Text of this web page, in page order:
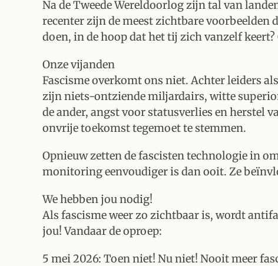
Na de Tweede Wereldoorlog zijn tal van
recenter zijn de meest zichtbare voorbeelden
doen, in de hoop dat het tij zich vanzelf
Onze vijanden
Fascisme overkomt ons niet. Achter leiders
zijn niets-ontziende miljardairs, witte
de ander, angst voor statusverlies en herstel
onvrije toekomst tegemoet te stemmen.
Opnieuw zetten de fascisten technologie in
monitoring eenvoudiger is dan ooit. Ze
We hebben jou nodig!
Als fascisme weer zo zichtbaar is, wordt
jou! Vandaar de oproep:
5 mei 2026: Toen niet! Nu niet! Nooit meer